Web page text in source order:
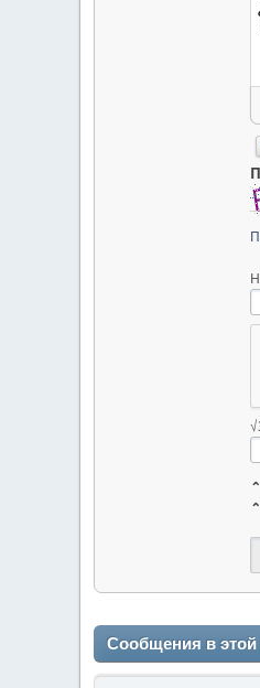
Сообщения в этой